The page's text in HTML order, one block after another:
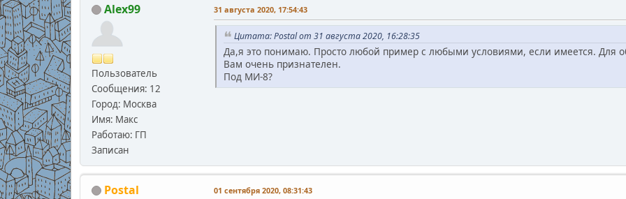
Alex99
Пользователь
Сообщения: 12
Город: Москва
Имя: Макс
Работаю: ГП
Записан
31 августа 2020, 17:54:43
Цитата: Postal от 31 августа 2020, 16:28:35
Да,я это понимаю. Просто любой пример с любыми условиями, если имеется. Для
Вам очень признателен.
Под МИ-8?
Postal 01 сентября 2020, 08:31:43